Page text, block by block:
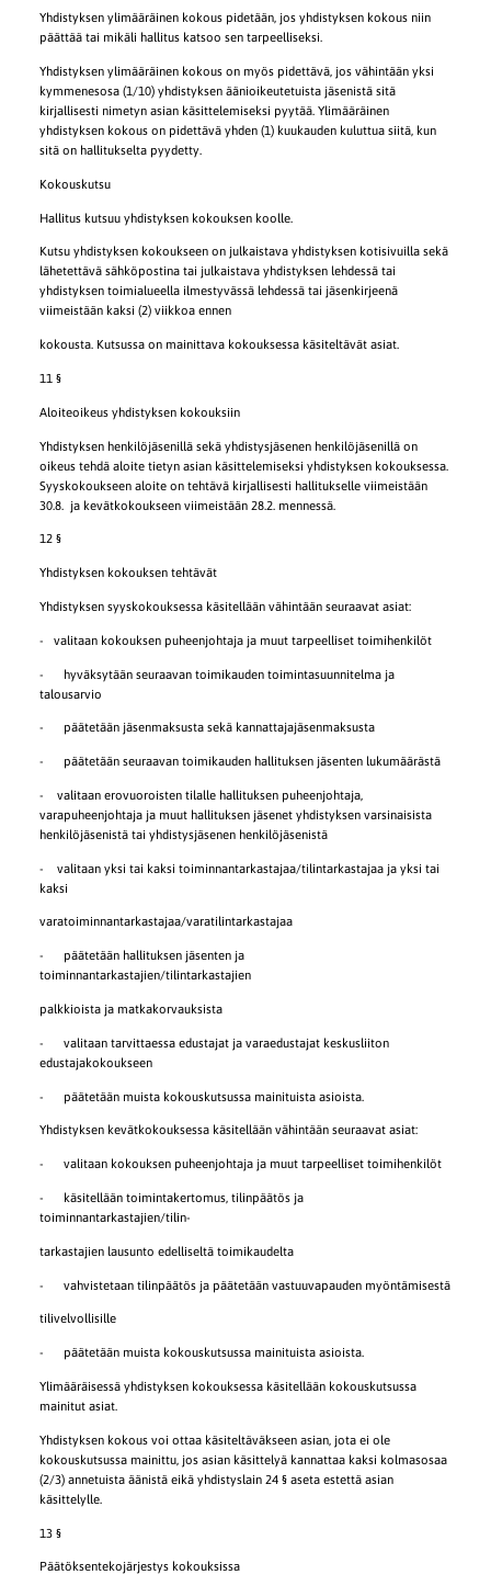
Yhdistyksen ylimääräinen kokous pidetään, jos yhdistyksen kokous niin
päättää tai mikäli hallitus katsoo sen tarpeelliseksi.
Yhdistyksen ylimääräinen kokous on myös pidettävä, jos vähintään yksi
kymmenesosa (1/10) yhdistyksen äänioikeutetuista jäsenistä sitä
kirjallisesti nimetyn asian käsittelemiseksi pyytää. Ylimääräinen
yhdistyksen kokous on pidettävä yhden (1) kuukauden kuluttua siitä, kun
sitä on hallitukselta pyydetty.
Kokouskutsu
Hallitus kutsuu yhdistyksen kokouksen koolle.
Kutsu yhdistyksen kokoukseen on julkaistava yhdistyksen kotisivuilla sekä
lähetettävä sähköpostina tai julkaistava yhdistyksen lehdessä tai
yhdistyksen toimialueella ilmestyvässä lehdessä tai jäsenkirjeenä
viimeistään kaksi (2) viikkoa ennen
kokousta. Kutsussa on mainittava kokouksessa käsiteltävät asiat.
11 §
Aloiteoikeus yhdistyksen kokouksiin
Yhdistyksen henkilöjäsenillä sekä yhdistysjäsenen henkilöjäsenillä on
oikeus tehdä aloite tietyn asian käsittelemiseksi yhdistyksen kokouksessa.
Syyskokoukseen aloite on tehtävä kirjallisesti hallitukselle viimeistään
30.8. ja kevätkokoukseen viimeistään 28.2. mennessä.
12 §
Yhdistyksen kokouksen tehtävät
Yhdistyksen syyskokouksessa käsitellään vähintään seuraavat asiat:
- valitaan kokouksen puheenjohtaja ja muut tarpeelliset toimihenkilöt
- hyväksytään seuraavan toimikauden toimintasuunnitelma ja
talousarvio
- päätetään jäsenmaksusta sekä kannattajajäsenmaksusta
- päätetään seuraavan toimikauden hallituksen jäsenten lukumäärästä
- valitaan erovuoroisten tilalle hallituksen puheenjohtaja,
varapuheenjohtaja ja muut hallituksen jäsenet yhdistyksen varsinaisista
henkilöjäsenistä tai yhdistysjäsenen henkilöjäsenistä
- valitaan yksi tai kaksi toiminnantarkastajaa/tilintarkastajaa ja yksi tai
kaksi
varatoiminnantarkastajaa/varatilintarkastajaa
- päätetään hallituksen jäsenten ja
toiminnantarkastajien/tilintarkastajien
palkkioista ja matkakorvauksista
- valitaan tarvittaessa edustajat ja varaedustajat keskusliiton
edustajakokoukseen
- päätetään muista kokouskutsussa mainituista asioista.
Yhdistyksen kevätkokouksessa käsitellään vähintään seuraavat asiat:
- valitaan kokouksen puheenjohtaja ja muut tarpeelliset toimihenkilöt
- käsitellään toimintakertomus, tilinpäätös ja
toiminnantarkastajien/tilin-
tarkastajien lausunto edelliseltä toimikaudelta
- vahvistetaan tilinpäätös ja päätetään vastuuvapauden myöntämisestä
tilivelvollisille
- päätetään muista kokouskutsussa mainituista asioista.
Ylimääräisessä yhdistyksen kokouksessa käsitellään kokouskutsussa
mainitut asiat.
Yhdistyksen kokous voi ottaa käsiteltäväkseen asian, jota ei ole
kokouskutsussa mainittu, jos asian käsittelyä kannattaa kaksi kolmasosaa
(2/3) annetuista äänistä eikä yhdistyslain 24 § aseta estettä asian
käsittelylle.
13 §
Päätöksentekojärjestys kokouksissa